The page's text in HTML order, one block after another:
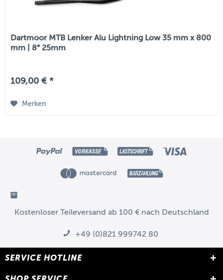
Dartmoor MTB Lenker Alu Lightning Low 35 mm x 800
mm | 8° 25mm
109,00 € *
Merken
Kostenloser Teileversand ab 100 € nach Deutschland
+49 (0)821 999742 80
SERVICE HOTLINE